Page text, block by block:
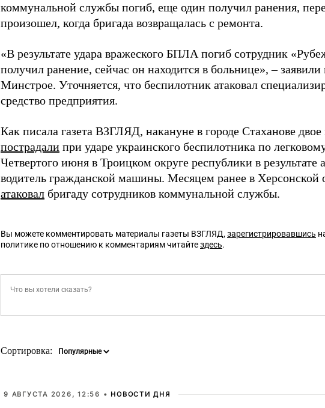
коммунальной службы погиб, еще один получил ранения,
произошел, когда бригада возвращалась с ремонта.
«В результате удара вражеского БПЛА погиб сотрудник
получил ранение, сейчас он находится в больнице», –
Минстрое. Уточняется, что беспилотник атаковал
средство предприятия.
Как писала газета ВЗГЛЯД, накануне в городе Стаханове
пострадали при ударе украинского беспилотника по
Четвертого июня в Троицком округе республики в результате
водитель гражданской машины. Месяцем ранее в
атаковал бригаду сотрудников коммунальной службы.
Вы можете комментировать материалы газеты ВЗГЛЯД, зарегистрировавшись
политике по отношению к комментариям читайтездесь.
Сортировка:
9 АВГУСТА 2026, 12:56 • НОВОСТИ ДНЯ